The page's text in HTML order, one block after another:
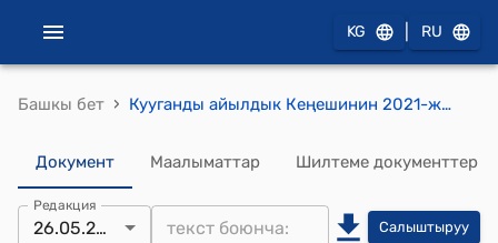
KG RU
Башкы бет › Кууганды айылдык Кеңешинин 2021-жылдын 26-майындагы №4 «Техниканын арендасын бекитүү жѳнүндѳ» токтом
Документ Маалыматтар Шилтеме документтер
Редакция
26.05.2021 Салыштыруу